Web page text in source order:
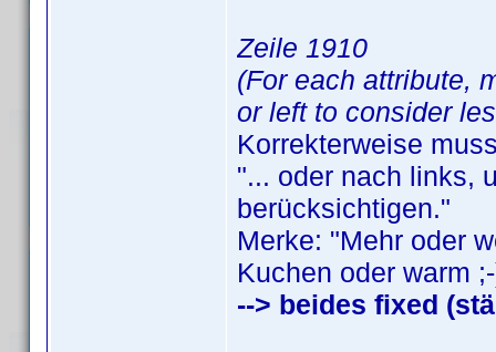
Zeile 1910
(For each attribute,
or left to consider
Korrekterweise
"... oder nach links,
berücksichtigen."
Merke: "Mehr oder
Kuchen oder warm
--> beides fixed